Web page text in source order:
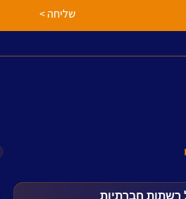
שליחה >
רשתות חברתיות